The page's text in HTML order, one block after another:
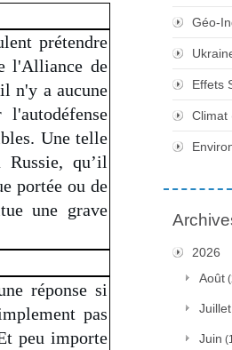
prétendre
l'Alliance de
n'y a aucune
Une telle
qu’il
portée ou de
une grave
réponse si
pas
peu importe
Géo-
Effets
Climat
2026
Août
Juillet
Juin